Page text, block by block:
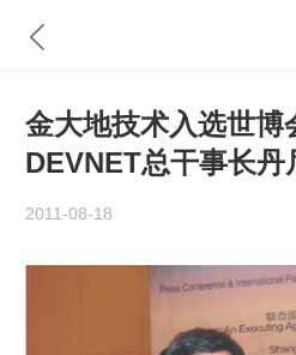
金大地技术入选世博
DEVNET总干事长丹
2011-08-18